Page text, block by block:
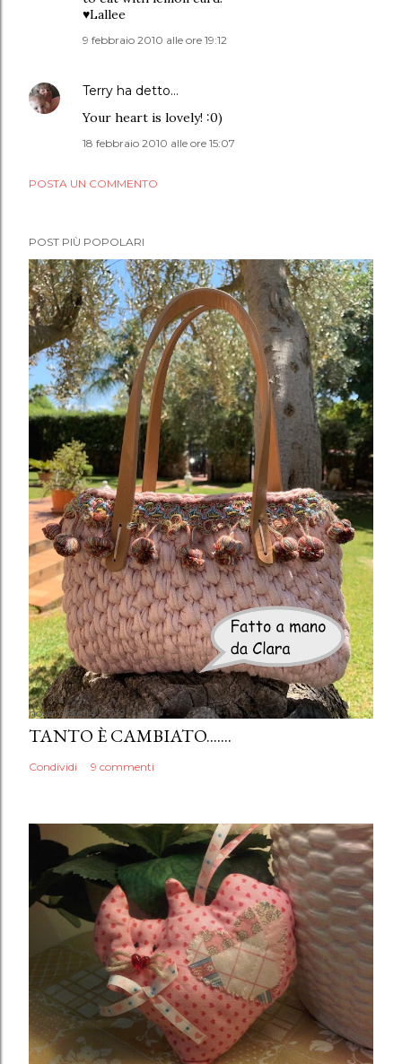
♥Lallee
9 febbraio 2010 alle ore 19:12
Terry ha detto…
Your heart is lovely! :0)
18 febbraio 2010 alle ore 15:07
POSTA UN COMMENTO
POST PIÙ POPOLARI
novembre 14, 2019
TANTO È CAMBIATO.......
Condividi 9 commenti